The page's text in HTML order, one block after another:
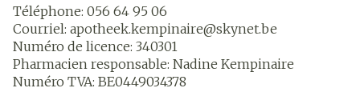
Téléphone: 056 64 95 06
Courriel: apotheek.kempinaire@skynet.be
Numéro de licence: 340301
Pharmacien responsable: Nadine Kempinaire
Numéro TVA: BE0449034378